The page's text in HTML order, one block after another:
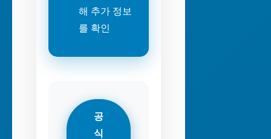
해 추가 정보
를 확인
공
식